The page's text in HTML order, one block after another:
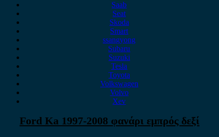
Saab
Seat
Skoda
Smart
ssangyong
Subaru
Suzuki
Tesla
Toyota
Volkswagen
Volvo
Xev
Ford Ka 1997-2008 φανάρι εμπρός δεξί